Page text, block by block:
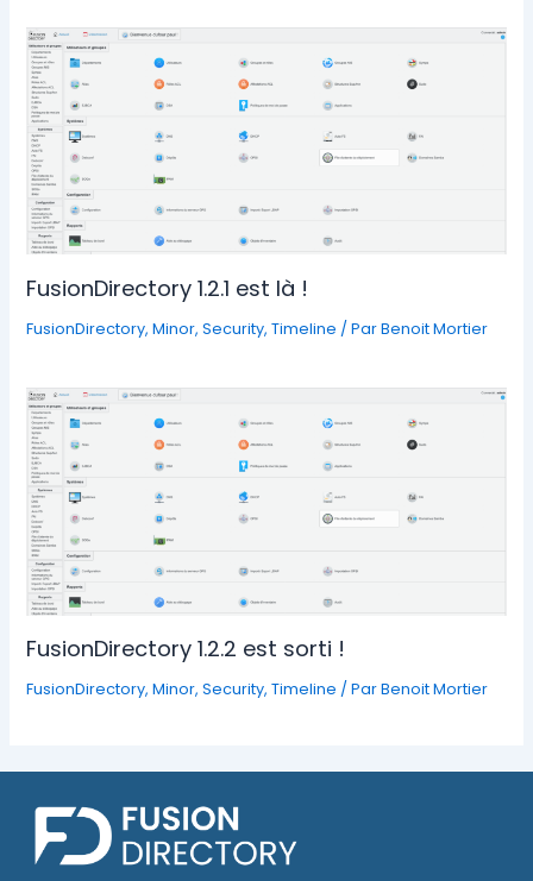
FusionDirectory 1.2.1 est là !
FusionDirectory,Minor,Security,Timeline / ParBenoit Mortier
FusionDirectory 1.2.2 est sorti !
FusionDirectory,Minor,Security,Timeline / ParBenoit Mortier